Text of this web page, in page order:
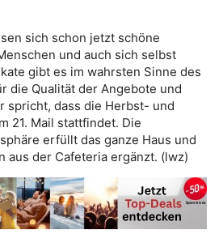
sich schon jetzt schöne
und auch sich selbst
gibt es im wahrsten Sinne des
die Qualität der Angebote und
spricht, dass die Herbst- und
21. Mail stattfindet. Die
erfüllt das ganze Haus und
aus der Cafeteria ergänzt. (lwz)